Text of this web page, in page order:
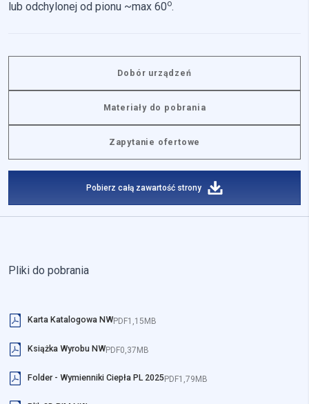
lub odchylonej od pionu ~max 60o.
Dobór urządzeń
Materiały do pobrania
Zapytanie ofertowe
Pobierz całą zawartość strony
Pliki do pobrania
Karta Katalogowa NWPDF1,15MB
Książka Wyrobu NWPDF0,37MB
Folder - Wymienniki Ciepła PL 2025PDF1,79MB